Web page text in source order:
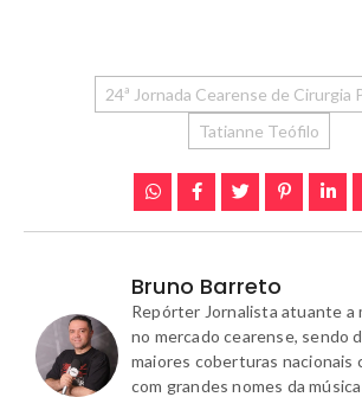
24ª Jornada Cearense de Cirurgia
Tatianne Teófilo
Bruno Barreto
Repórter Jornalista atuante a
no mercado cearense, sendo
maiores coberturas nacionais
com grandes nomes da